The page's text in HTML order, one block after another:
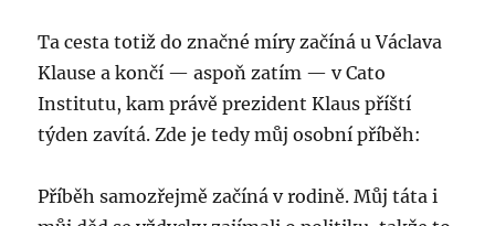
Ta cesta totiž do značné míry začíná u Václava
Klause a končí — aspoň zatím — v Cato
Institutu, kam právě prezident Klaus příští
týden zavítá. Zde je tedy můj osobní příběh:
Příběh samozřejmě začíná v rodině. Můj táta i